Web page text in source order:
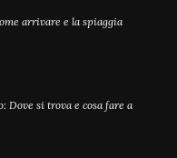
arrivare e la spiaggia
Dove si trova e cosa fare a